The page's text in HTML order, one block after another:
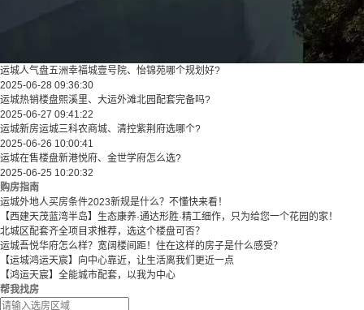
运城人气盘五洲幸福城壹号院、怡锦苑哪个规划好?
2025-06-28 09:36:30
运城热销楼盘熙溪里、大运外滩北园配套完备吗?
2025-06-27 09:41:22
运城新房运城三科农商城、清控紫荆府选哪个?
2025-06-26 10:00:41
运城在售楼盘新港悦府、金世学府怎么选?
2025-06-25 10:20:32
购房指南
运城外地人买房条件2023新规是什么？不懂快来看！
【西建天茂蓝湾半岛】生态康养·通达形胜·精工细作，只为给您一个花园的家！
北城区配套齐全项目求推荐，选这个楼盘可否？
运城吾悦华府怎么样？宽阔楼间距！住在这样的房子是什么感受？
【运城鸿运天宸】向中心靠近，让生活离我们更近一点
【鸿运天宸】全能城市配套，以我为中心
帮我找房